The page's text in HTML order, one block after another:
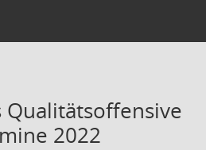
Qualitätsoffensive
2022